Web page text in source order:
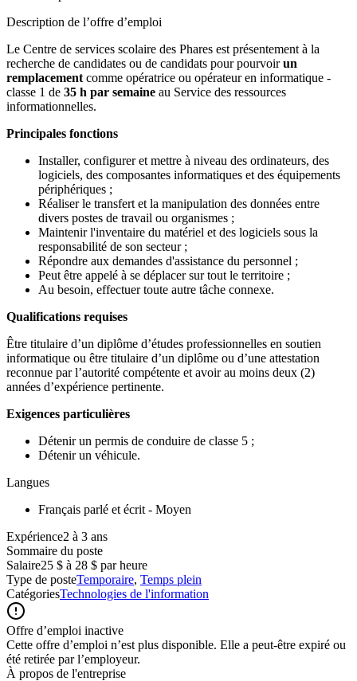
Description de l’offre d’emploi
Le Centre de services scolaire des Phares est présentement à la
recherche de candidates ou de candidats pour pourvoirun
remplacement comme opératrice ou opérateur en informatique -
classe 1 de 35 h par semaine au Service des ressources
informationnelles.
Principales fonctions
Installer, configurer et mettre à niveau des ordinateurs, des
logiciels, des composantes informatiques et des équipements
périphériques ;
Réaliser le transfert et la manipulation des données entre
divers postes de travail ou organismes ;
Maintenir l'inventaire du matériel et des logiciels sous la
responsabilité de son secteur ;
Répondre aux demandes d'assistance du personnel ;
Peut être appelé à se déplacer sur tout le territoire ;
Au besoin, effectuer toute autre tâche connexe.
Qualifications requises
Être titulaire d’un diplôme d’études professionnelles en soutien
informatique ou être titulaire d’un diplôme ou d’une attestation
reconnue par l’autorité compétente et avoir au moins deux (2)
années d’expérience pertinente.
Exigences particulières
Détenir un permis de conduire de classe 5 ;
Détenir un véhicule.
Langues
Français parlé et écrit - Moyen
Expérience2 à 3 ans
Sommaire du poste
Salaire25 $ à 28 $ par heure
Type de posteTemporaire, Temps plein
CatégoriesTechnologies de l'information
Offre d’emploi inactive
Cette offre d’emploi n’est plus disponible. Elle a peut-être expiré ou
été retirée par l’employeur.
À propos de l'entreprise